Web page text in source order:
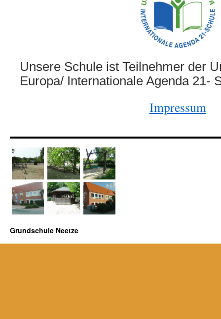
Unsere Schule ist Teilnehmer der
Europa/ Internationale Agenda 21-
Impressum
Grundschule Neetze